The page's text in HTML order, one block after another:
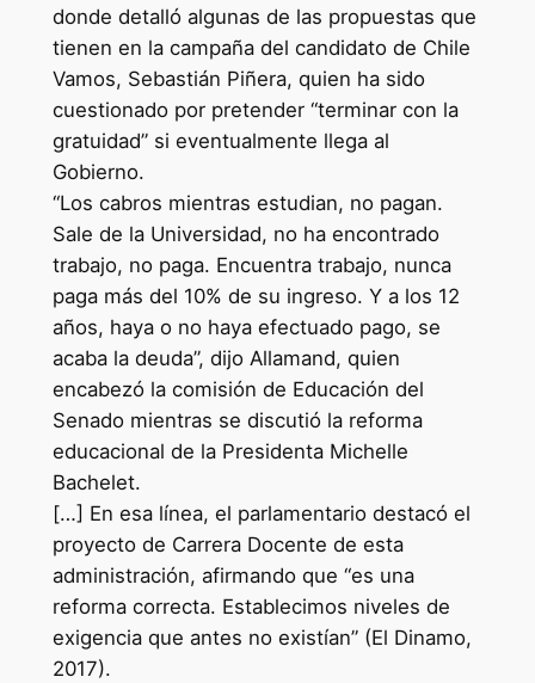
donde detalló algunas de las propuestas que
tienen en la campaña del candidato de Chile
Vamos, Sebastián Piñera, quien ha sido
cuestionado por pretender “terminar con la
gratuidad” si eventualmente llega al
Gobierno.
“Los cabros mientras estudian, no pagan.
Sale de la Universidad, no ha encontrado
trabajo, no paga. Encuentra trabajo, nunca
paga más del 10% de su ingreso. Y a los 12
años, haya o no haya efectuado pago, se
acaba la deuda”, dijo Allamand, quien
encabezó la comisión de Educación del
Senado mientras se discutió la reforma
educacional de la Presidenta Michelle
Bachelet.
[…] En esa línea, el parlamentario destacó el
proyecto de Carrera Docente de esta
administración, afirmando que “es una
reforma correcta. Establecimos niveles de
exigencia que antes no existían” (El Dinamo,
2017).